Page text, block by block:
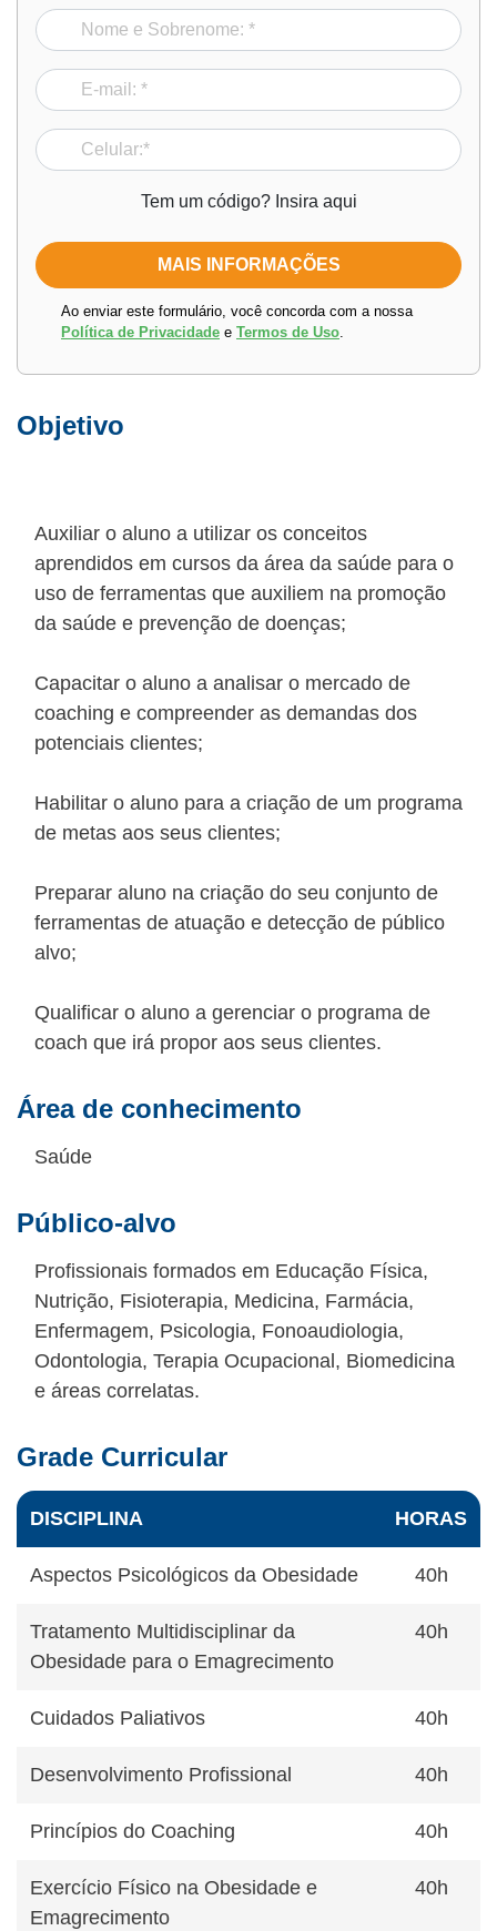
Objetivo
Auxiliar o aluno a utilizar os conceitos
aprendidos em cursos da área da saúde para o
uso de ferramentas que auxiliem na promoção
da saúde e prevenção de doenças;
Capacitar o aluno a analisar o mercado de
coaching e compreender as demandas dos
potenciais clientes;
Habilitar o aluno para a criação de um programa
de metas aos seus clientes;
Preparar aluno na criação do seu conjunto de
ferramentas de atuação e detecção de público
alvo;
Qualificar o aluno a gerenciar o programa de
coach que irá propor aos seus clientes.
Área de conhecimento
Saúde
Público-alvo
Profissionais formados em Educação Física,
Nutrição, Fisioterapia, Medicina, Farmácia,
Enfermagem, Psicologia, Fonoaudiologia,
Odontologia, Terapia Ocupacional, Biomedicina
e áreas correlatas.
Grade Curricular
DISCIPLINA HORAS
Aspectos Psicológicos da Obesidade 40h
Tratamento Multidisciplinar da
Obesidade para o Emagrecimento
40h
Cuidados Paliativos 40h
Desenvolvimento Profissional 40h
Princípios do Coaching 40h
Exercício Físico na Obesidade e
Emagrecimento
40h
Tem um código? Insira aqui
Ao enviar este formulário, você concorda com a nossa
Política de Privacidade e Termos de Uso.